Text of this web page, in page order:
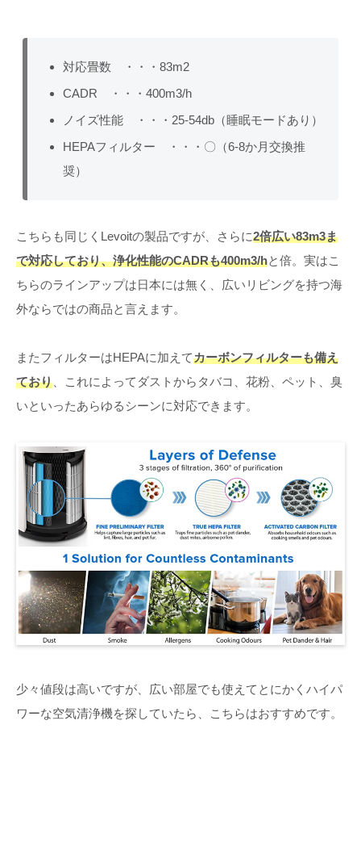
対応畳数 ・・・83m2
CADR ・・・400m3/h
ノイズ性能 ・・・25-54db（睡眠モードあり）
HEPAフィルター ・・・〇（6-8か月交換推
奨）
こちらも同じくLevoitの製品ですが、さらに2倍広い83m3ま
で対応しており、浄化性能のCADRも400m3/hと倍。実はこ
ちらのラインアップは日本には無く、広いリビングを持つ海
外ならではの商品と言えます。
またフィルターはHEPAに加えてカーボンフィルターも備え
ており 、これによってダストからタバコ、花粉、ペット、臭
いといったあらゆるシーンに対応できます。
少々値段は高いですが、広い部屋でも使えてとにかくハイパ
ワーな空気清浄機を探していたら、こちらはおすすめです。